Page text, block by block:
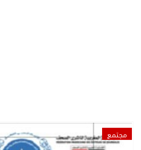
مجتمع